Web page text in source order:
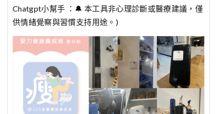
Chatgpt小幫手 ：🔔 本工具非心理診斷或醫療建議，僅
供情緒覺察與習慣支持用途。)